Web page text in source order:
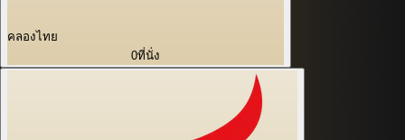
คลองไทย
0ที่นั่ง